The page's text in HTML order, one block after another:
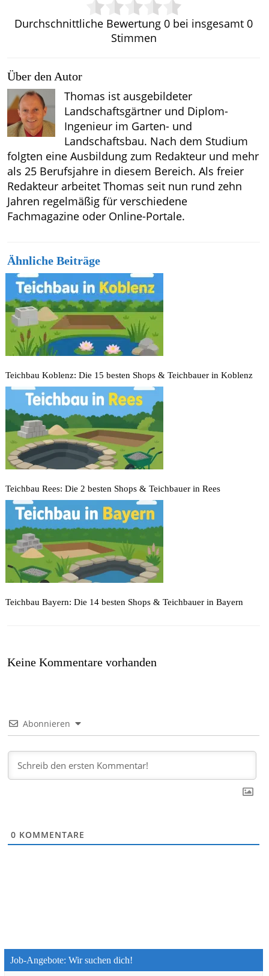
Durchschnittliche Bewertung 0 bei insgesamt 0
Stimmen
Über den Autor
Thomas ist ausgebildeter
Landschaftsgärtner und Diplom-
Ingenieur im Garten- und
Landschaftsbau. Nach dem Studium
folgten eine Ausbildung zum Redakteur und mehr
als 25 Berufsjahre in diesem Bereich. Als freier
Redakteur arbeitet Thomas seit nun rund zehn
Jahren regelmäßig für verschiedene
Fachmagazine oder Online-Portale.
Ähnliche Beiträge
Teichbau Koblenz: Die 15 besten Shops & Teichbauer in Koblenz
Teichbau Rees: Die 2 besten Shops & Teichbauer in Rees
Teichbau Bayern: Die 14 besten Shops & Teichbauer in Bayern
Keine Kommentare vorhanden
Abonnieren
0 KOMMENTARE
Job-Angebote: Wir suchen dich!